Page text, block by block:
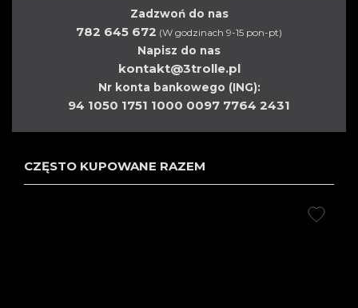
Zadzwoń do nas
782 645 672 (W godzinach 9-15 pon-pt)
Napisz do nas
kontakt@3trolle.pl
Nr konta bankowego (ING):
94 1050 1751 1000 0097 7764 2431
CZĘSTO KUPOWANE RAZEM